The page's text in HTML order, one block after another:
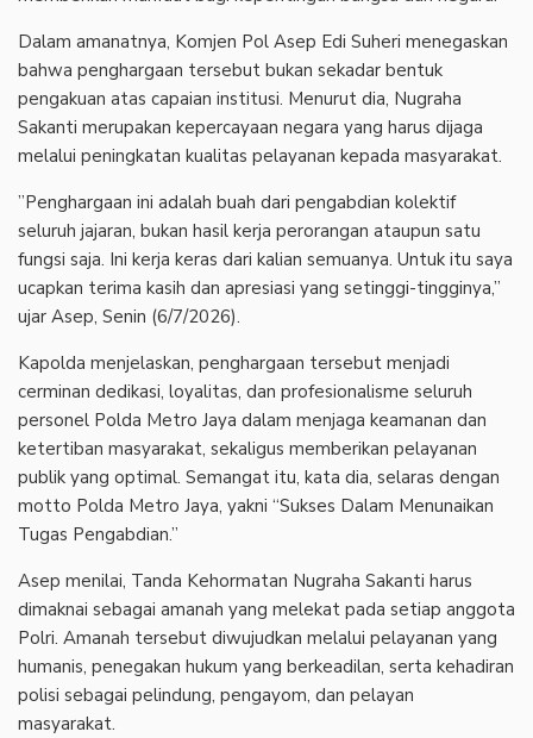
‎Dalam amanatnya, Komjen Pol Asep Edi Suheri menegaskan
bahwa penghargaan tersebut bukan sekadar bentuk
pengakuan atas capaian institusi. Menurut dia, Nugraha
Sakanti merupakan kepercayaan negara yang harus dijaga
melalui peningkatan kualitas pelayanan kepada masyarakat.
‎”Penghargaan ini adalah buah dari pengabdian kolektif
seluruh jajaran, bukan hasil kerja perorangan ataupun satu
fungsi saja. Ini kerja keras dari kalian semuanya. Untuk itu saya
ucapkan terima kasih dan apresiasi yang setinggi-tingginya,”
ujar Asep, Senin (6/7/2026).
‎Kapolda menjelaskan, penghargaan tersebut menjadi
cerminan dedikasi, loyalitas, dan profesionalisme seluruh
personel Polda Metro Jaya dalam menjaga keamanan dan
ketertiban masyarakat, sekaligus memberikan pelayanan
publik yang optimal. Semangat itu, kata dia, selaras dengan
motto Polda Metro Jaya, yakni “Sukses Dalam Menunaikan
Tugas Pengabdian.”
‎Asep menilai, Tanda Kehormatan Nugraha Sakanti harus
dimaknai sebagai amanah yang melekat pada setiap anggota
Polri. Amanah tersebut diwujudkan melalui pelayanan yang
humanis, penegakan hukum yang berkeadilan, serta kehadiran
polisi sebagai pelindung, pengayom, dan pelayan
masyarakat.